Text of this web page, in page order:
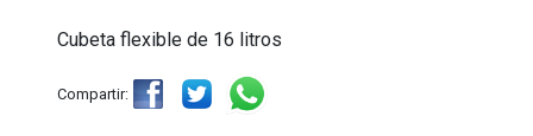
Cubeta flexible de 16 litros
Compartir: